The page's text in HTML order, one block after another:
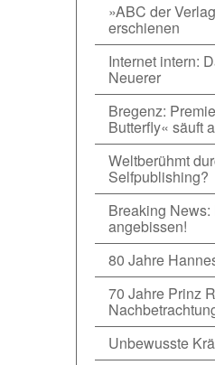
»ABC der
erschienen
Internet intern:
Neuerer
Bregenz:
Butterfly« säuft
Weltberühmt
Selfpublishing?
Breaking
angebissen!
80 Jahre
70 Jahre Prinz
Unbewusste